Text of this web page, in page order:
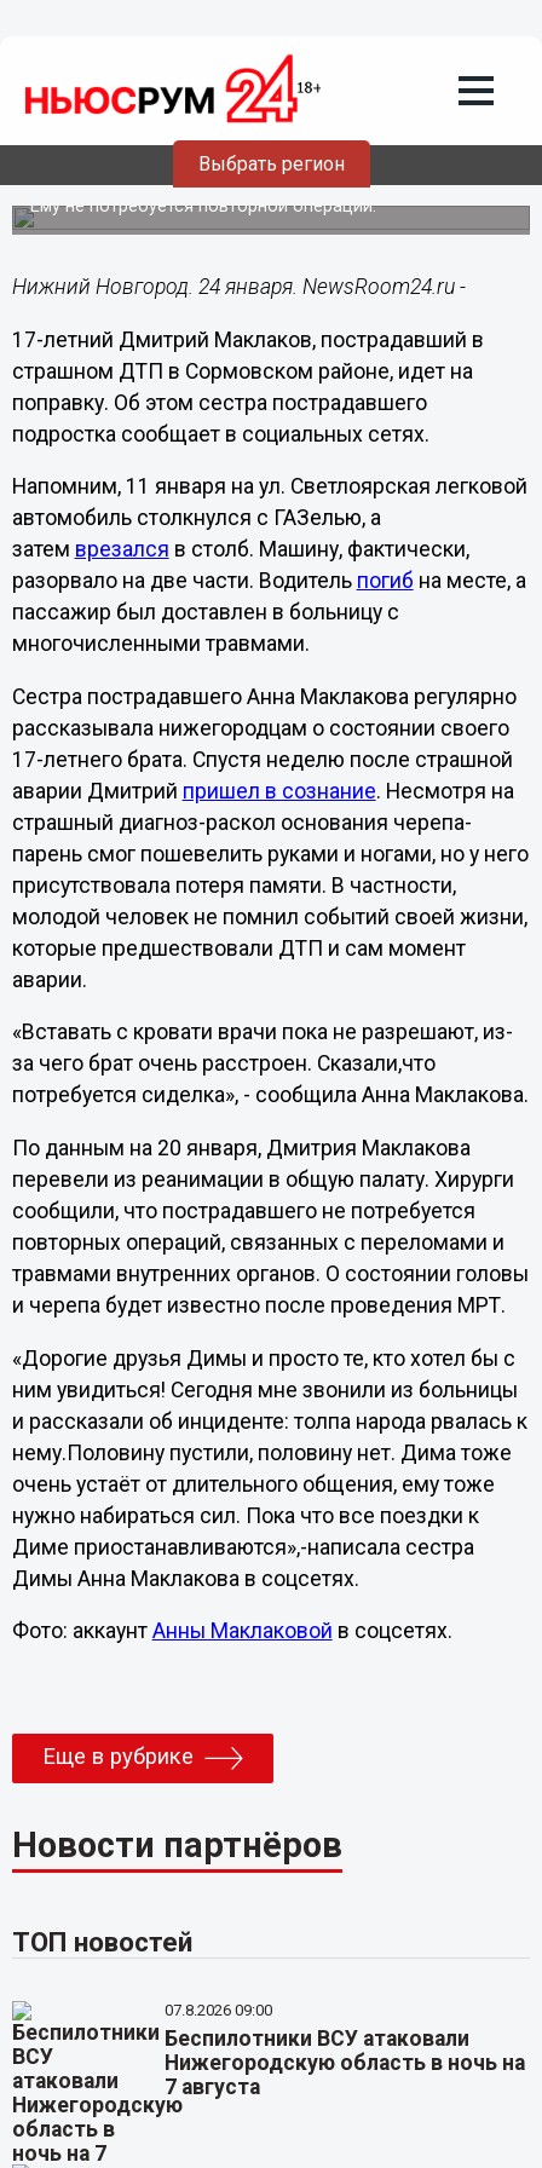
Выбрать регион
Пострадавшего на Светлоярской 17-
летнего пассажира перевели из
Ему не потребуется повторной операции.
Нижний Новгород. 24 января. NewsRoom24.ru -
17-летний Дмитрий Маклаков, пострадавший в
страшном ДТП в Сормовском районе, идет на
поправку. Об этом сестра пострадавшего
подростка сообщает в социальных сетях.
Напомним, 11 января на ул. Светлоярская легковой
автомобиль столкнулся с ГАЗелью, а
затем врезался в столб. Машину, фактически,
разорвало на две части. Водитель погиб на месте, а
пассажир был доставлен в больницу с
многочисленными травмами.
Сестра пострадавшего Анна Маклакова регулярно
рассказывала нижегородцам о состоянии своего
17-летнего брата. Спустя неделю после страшной
аварии Дмитрий пришел в сознание. Несмотря на
страшный диагноз-раскол основания черепа-
парень смог пошевелить руками и ногами, но у него
присутствовала потеря памяти. В частности,
молодой человек не помнил событий своей жизни,
которые предшествовали ДТП и сам момент
аварии.
«Вставать с кровати врачи пока не разрешают, из-
за чего брат очень расстроен. Сказали,что
потребуется сиделка», - сообщила Анна Маклакова.
По данным на 20 января, Дмитрия Маклакова
перевели из реанимации в общую палату. Хирурги
сообщили, что пострадавшего не потребуется
повторных операций, связанных с переломами и
травмами внутренних органов. О состоянии головы
и черепа будет известно после проведения МРТ.
«Дорогие друзья Димы и просто те, кто хотел бы с
ним увидиться! Сегодня мне звонили из больницы
и рассказали об инциденте: толпа народа рвалась к
нему.Половину пустили, половину нет. Дима тоже
очень устаёт от длительного общения, ему тоже
нужно набираться сил. Пока что все поездки к
Диме приостанавливаются»,-написала сестра
Димы Анна Маклакова в соцсетях.
Фото: аккаунт Анны Маклаковой в соцсетях.
Еще в рубрике
Новости партнёров
ТОП новостей
07.8.2026 09:00
Беспилотники ВСУ атаковали
Нижегородскую область в ночь на
7 августа